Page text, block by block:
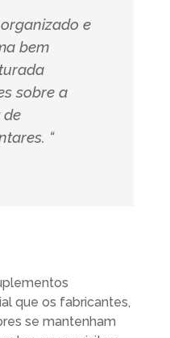
e
bem
sobre a
de
“
que os fabricantes,
se mantenham